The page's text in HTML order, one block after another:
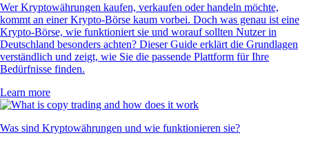
Wer Kryptowährungen kaufen, verkaufen oder handeln möchte,
kommt an einer Krypto-Börse kaum vorbei. Doch was genau ist eine
Krypto-Börse, wie funktioniert sie und worauf sollten Nutzer in
Deutschland besonders achten? Dieser Guide erklärt die Grundlagen
verständlich und zeigt, wie Sie die passende Plattform für Ihre
Bedürfnisse finden.
Learn more
Was sind Kryptowährungen und wie funktionieren sie?